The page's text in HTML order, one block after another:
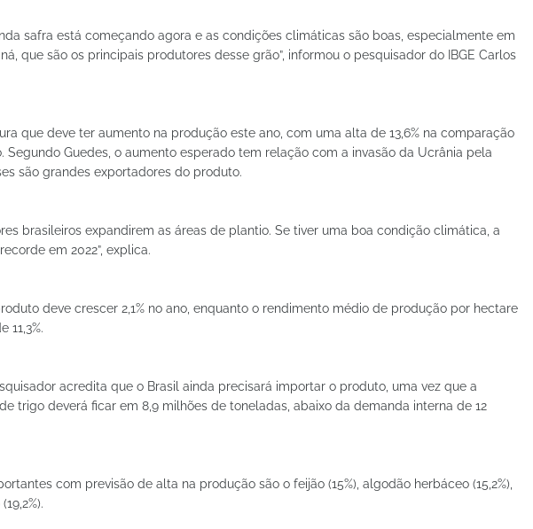
safra está começando agora e as condições climáticas são boas, especialmente em
que são os principais produtores desse grão”, informou o pesquisador do IBGE Carlos
que deve ter aumento na produção este ano, com uma alta de 13,6% na comparação
Segundo Guedes, o aumento esperado tem relação com a invasão da Ucrânia pela
são grandes exportadores do produto.
brasileiros expandirem as áreas de plantio. Se tiver uma boa condição climática, a
em 2022”, explica.
deve crescer 2,1% no ano, enquanto o rendimento médio de produção por hectare
11,3%.
acredita que o Brasil ainda precisará importar o produto, uma vez que a
trigo deverá ficar em 8,9 milhões de toneladas, abaixo da demanda interna de 12
com previsão de alta na produção são o feijão (15%), algodão herbáceo (15,2%),